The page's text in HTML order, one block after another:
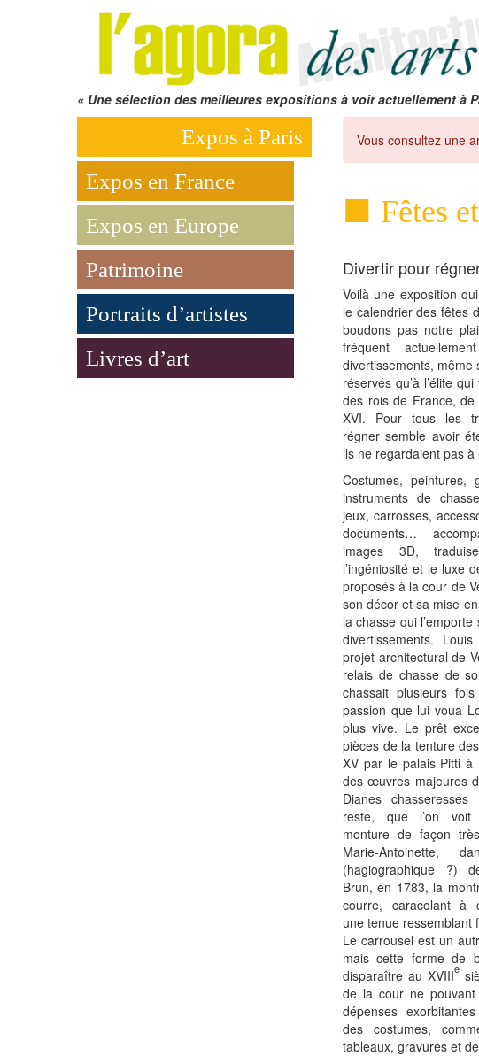
« Une sélection des meilleures expositions à voir actuellement à
Expos à Paris
Expos en France
Expos en Europe
Patrimoine
Portraits d’artistes
Livres d’art
Vous consultez une
Fêtes
Divertir pour
Voilà une exposition
le calendrier des fêtes
boudons pas notre
fréquent
divertissements, même
réservés qu’à l’élite
des rois de France,
XVI. Pour tous les
régner semble avoir
ils ne regardaient pas à
Costumes, peintures,
instruments de
jeux, carrosses,
documents…
images 3D,
l’ingéniosité et le luxe
proposés à la cour de
son décor et sa mise
la chasse qui
divertissements.
projet architectural de
relais de chasse de
chassait plusieurs
passion que lui voua
plus vive. Le prêt
pièces de la tenture
XV par le palais Pitti à
des œuvres majeures
Dianes
reste, que l’on voit
monture de façon
Marie-Antoinette,
(hagiographique ?)
Brun, en 1783, la
courre, caracolant à
une tenue ressemblant
Le carrousel est un
mais cette forme de
disparaître au XVIIIe
de la cour ne
dépenses
des costumes,
tableaux, gravures et